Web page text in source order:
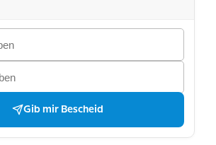
Gib mir Bescheid